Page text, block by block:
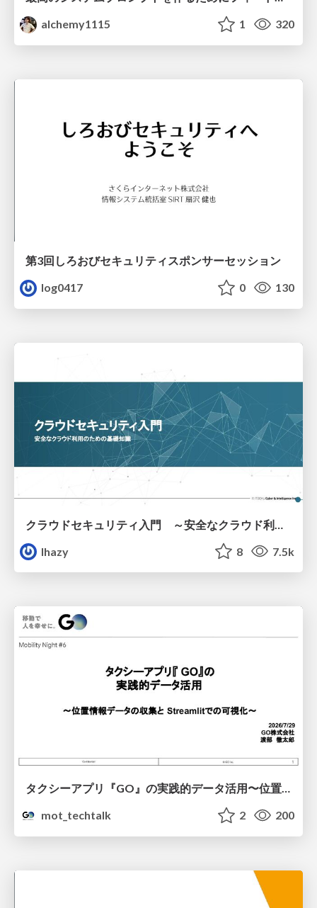
alchemy1115
1 320
第3回しろおびセキュリティスポンサーセッション
log0417
0 130
lhazy
8 7.5k
タクシーアプリ『GO』の実践的データ活用〜位置情報データの収集とStreamlitでの可視化〜
mot_techtalk
2 200